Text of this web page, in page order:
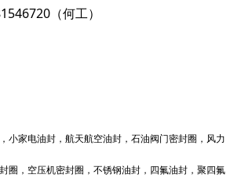
（何工）
小家电油封，航天航空油封，石油阀门密封圈，风力
圈，空压机密封圈，不锈钢油封，四氟油封，聚四氟